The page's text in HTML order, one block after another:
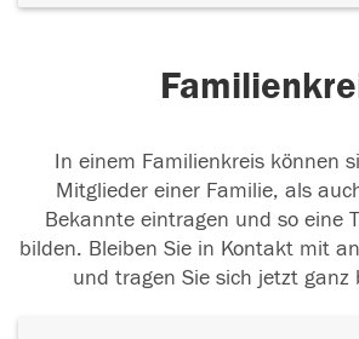
In einem Familienkreis können
Mitglieder einer Familie, als
Bekannte eintragen und so eine
bilden. Bleiben Sie in Kontakt mit
und tragen Sie sich jetzt ganz